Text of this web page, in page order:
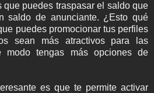
que puedes traspasar el saldo que
saldo de anunciante. ¿Esto qué
puedes promocionar tus perfiles
sean más atractivos para las
tengas más opciones de
es que te permite activar